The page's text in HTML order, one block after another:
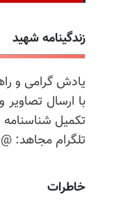
زندگینامه شهید
یادش گرامی و
با ارسال تصاویر
تکمیل شناسنامه
تلگرام مجاهد: @mojahedin_org
خاطرات